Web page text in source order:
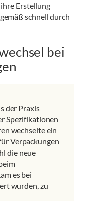
Erstellung
schnell durch
bei
der Praxis
Spezifikationen
wechselte ein
Verpackungen
die neue
es bei
wurden, zu